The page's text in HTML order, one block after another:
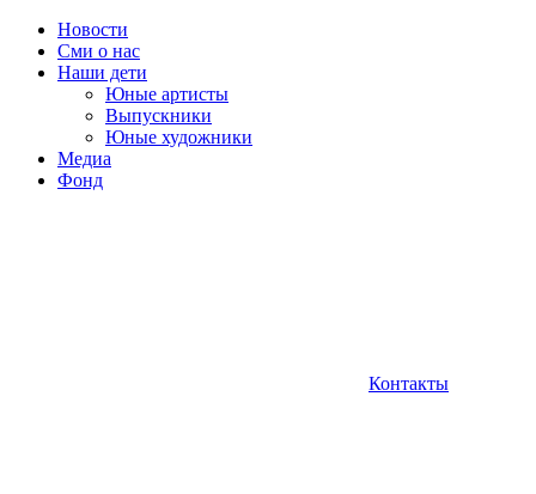
Новости
Сми о нас
Наши дети
Юные артисты
Выпускники
Юные художники
Медиа
Фонд
Контакты